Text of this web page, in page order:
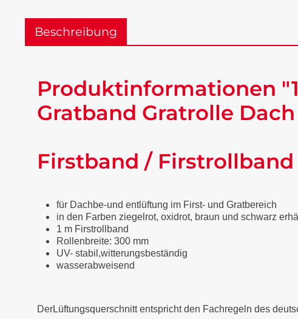
Beschreibung
Produktinformationen
Gratband Gratrolle
Firstband / Firstrollband
für Dachbe-und entlüftung im First- und Gratbereich
in den Farben ziegelrot, oxidrot, braun und schwarz
1 m Firstrollband
Rollenbreite: 300 mm
UV- stabil,witterungsbeständig
wasserabweisend
DerLüftungsquerschnitt entspricht den Fachregeln des